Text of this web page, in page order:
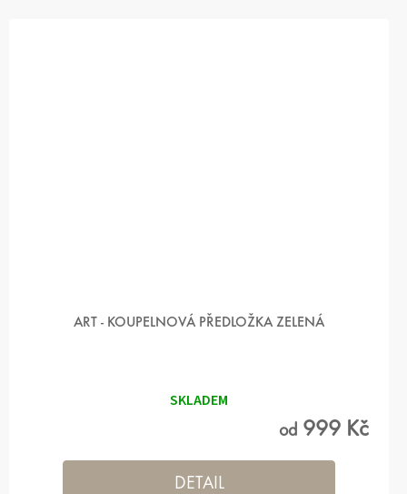
ART - KOUPELNOVÁ PŘEDLOŽKA ZELENÁ
SKLADEM
od 999 Kč
DETAIL